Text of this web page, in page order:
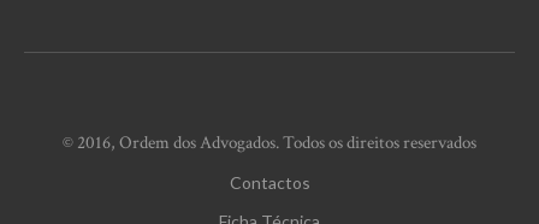
© 2016, Ordem dos Advogados. Todos os direitos reservados
Contactos